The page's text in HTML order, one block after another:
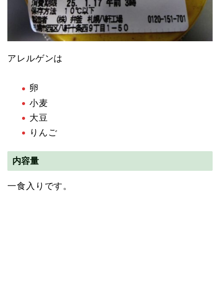
アレルゲンは
卵
小麦
大豆
りんご
内容量
一食入りです。